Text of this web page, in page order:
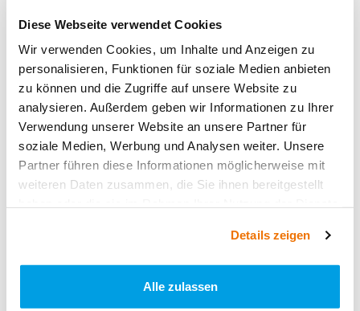
Diese Webseite verwendet Cookies
Wir verwenden Cookies, um Inhalte und Anzeigen zu
personalisieren, Funktionen für soziale Medien anbieten
zu können und die Zugriffe auf unsere Website zu
analysieren. Außerdem geben wir Informationen zu Ihrer
Verwendung unserer Website an unsere Partner für
soziale Medien, Werbung und Analysen weiter. Unsere
Partner führen diese Informationen möglicherweise mit
weiteren Daten zusammen, die Sie ihnen bereitgestellt
Details zeigen
Alle zulassen